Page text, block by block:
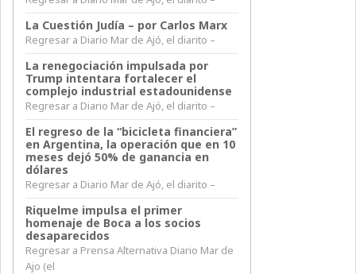
La Cuestión Judía – por Carlos Marx
Regresar a Diario Mar de Ajó, el diarito –
La renegociación impulsada por
Trump intentara fortalecer el
complejo industrial estadounidense
Regresar a Diario Mar de Ajó, el diarito –
El regreso de la “bicicleta financiera”
en Argentina, la operación que en 10
meses dejó 50% de ganancia en
dólares
Regresar a Diario Mar de Ajó, el diarito –
Riquelme impulsa el primer
homenaje de Boca a los socios
desaparecidos
Regresar a Prensa Alternativa Diario Mar de
Ajo (el